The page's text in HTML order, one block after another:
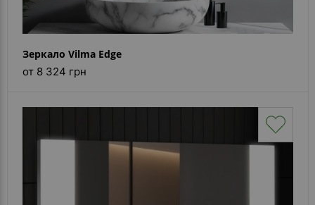
Зеркало Vilma Edge
от 8 324 грн